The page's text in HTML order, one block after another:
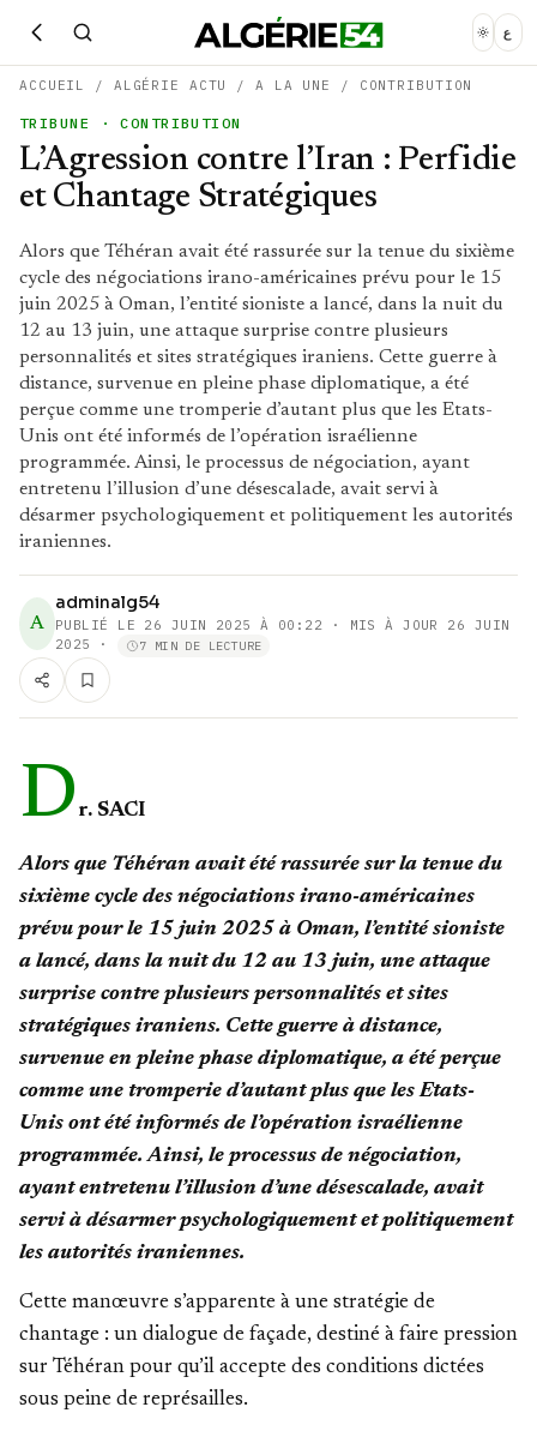
ع
ACCUEIL / ALGÉRIE ACTU /A LA UNE / CONTRIBUTION
TRIBUNE · CONTRIBUTION
L’Agression contre l’Iran : Perfidie
et Chantage Stratégiques
Alors que Téhéran avait été rassurée sur la tenue du sixième
cycle des négociations irano-américaines prévu pour le 15
juin 2025 à Oman, l’entité sioniste a lancé, dans la nuit du
12 au 13 juin, une attaque surprise contre plusieurs
personnalités et sites stratégiques iraniens. Cette guerre à
distance, survenue en pleine phase diplomatique, a été
perçue comme une tromperie d’autant plus que les Etats-
Unis ont été informés de l’opération israélienne
programmée. Ainsi, le processus de négociation, ayant
entretenu l’illusion d’une désescalade, avait servi à
désarmer psychologiquement et politiquement les autorités
iraniennes.
A
adminalg54
PUBLIÉ LE 26 JUIN 2025 À 00:22 · MIS À JOUR 26 JUIN
2025
· 7 MIN DE LECTURE
D r. SACI
Alors que Téhéran avait été rassurée sur la tenue du
sixième cycle des négociations irano-américaines
prévu pour le 15 juin 2025 à Oman, l’entité sioniste
a lancé, dans la nuit du 12 au 13 juin, une attaque
surprise contre plusieurs personnalités et sites
stratégiques iraniens. Cette guerre à distance,
survenue en pleine phase diplomatique, a été perçue
comme une tromperie d’autant plus que les Etats-
Unis ont été informés de l’opération israélienne
programmée. Ainsi, le processus de négociation,
ayant entretenu l’illusion d’une désescalade, avait
servi à désarmer psychologiquement et politiquement
les autorités iraniennes.
Cette manœuvre s’apparente à une stratégie de
chantage : un dialogue de façade, destiné à faire pression
sur Téhéran pour qu’il accepte des conditions dictées
sous peine de représailles.